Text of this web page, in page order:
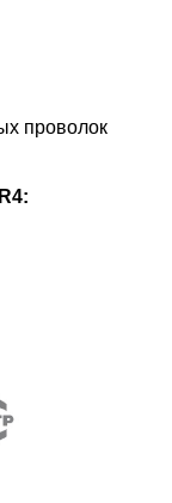
проволок
: